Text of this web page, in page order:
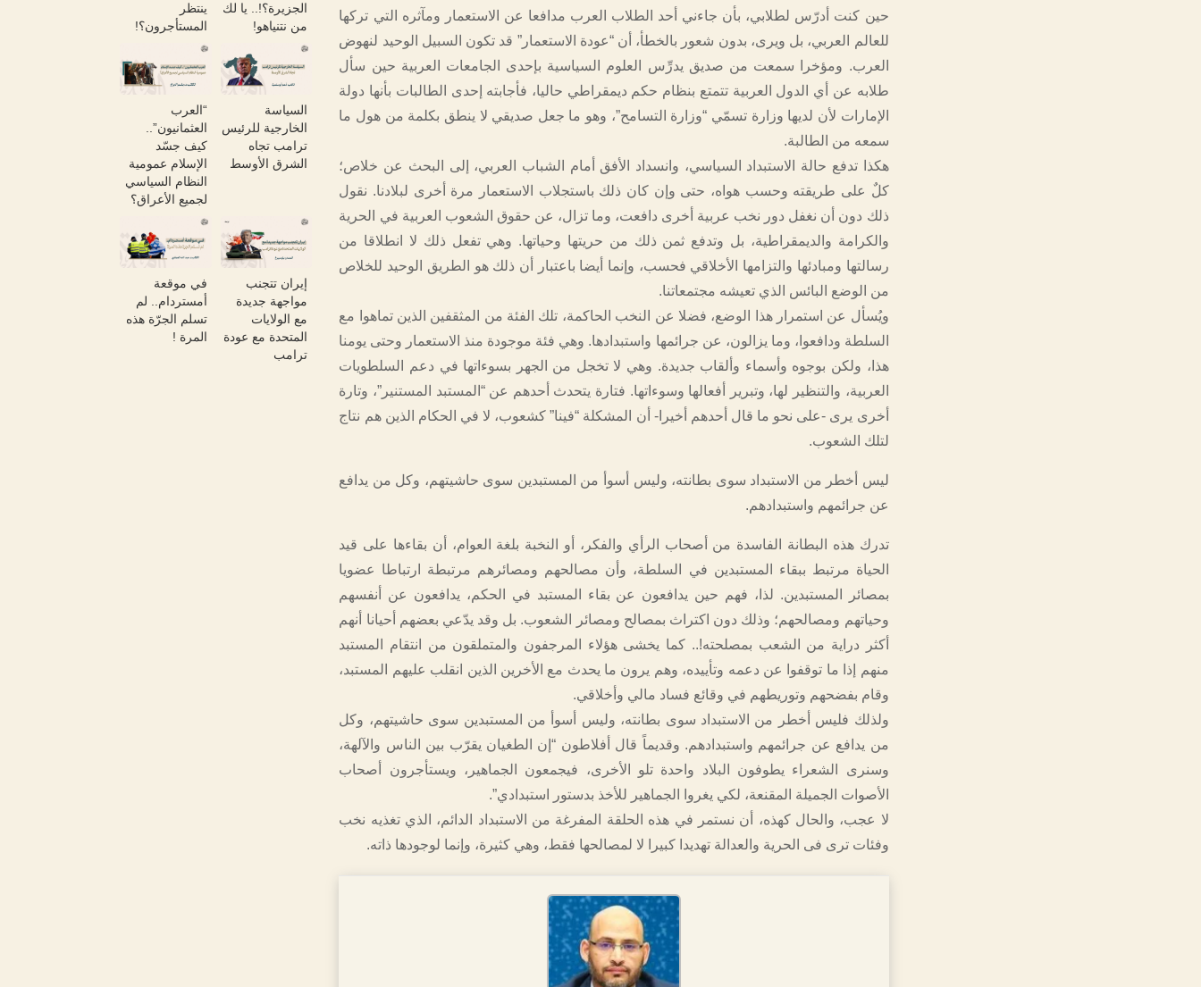
الجزيرة؟!.. يا لك
من نتنياهو!
ينتظر
المستأجرون؟!
السياسة
الخارجية للرئيس
ترامب تجاه
الشرق الأوسط
“العرب
العثمانيون”..
كيف جسّد
الإسلام عمومية
النظام السياسي
لجميع الأعراق؟
إيران تتجنب
مواجهة جديدة
مع الولايات
المتحدة مع عودة
ترامب
في موقعة
أمستردام.. لم
تسلم الجرّة هذه
المرة !
حين كنت أدرّس لطلابي، بأن جاءني أحد الطلاب العرب مدافعا عن الاستعمار ومآثره التي تركها
للعالم العربي، بل ويرى، بدون شعور بالخطأ، أن “عودة الاستعمار” قد تكون السبيل الوحيد لنهوض
العرب. ومؤخرا سمعت من صديق يدرِّس العلوم السياسية بإحدى الجامعات العربية حين سأل
طلابه عن أي الدول العربية تتمتع بنظام حكم ديمقراطي حاليا، فأجابته إحدى الطالبات بأنها دولة
الإمارات لأن لديها وزارة تسمّي “وزارة التسامح”، وهو ما جعل صديقي لا ينطق بكلمة من هول ما
سمعه من الطالبة.
هكذا تدفع حالة الاستبداد السياسي، وانسداد الأفق أمام الشباب العربي، إلى البحث عن خلاص؛
كلٌ على طريقته وحسب هواه، حتى وإن كان ذلك باستجلاب الاستعمار مرة أخرى لبلادنا. نقول
ذلك دون أن نغفل دور نخب عربية أخرى دافعت، وما تزال، عن حقوق الشعوب العربية في الحرية
والكرامة والديمقراطية، بل وتدفع ثمن ذلك من حريتها وحياتها. وهي تفعل ذلك لا انطلاقا من
رسالتها ومبادئها والتزامها الأخلاقي فحسب، وإنما أيضا باعتبار أن ذلك هو الطريق الوحيد للخلاص
من الوضع البائس الذي تعيشه مجتمعاتنا.
ويُسأل عن استمرار هذا الوضع، فضلا عن النخب الحاكمة، تلك الفئة من المثقفين الذين تماهوا مع
السلطة ودافعوا، وما يزالون، عن جرائمها واستبدادها. وهي فئة موجودة منذ الاستعمار وحتى يومنا
هذا، ولكن بوجوه وأسماء وألقاب جديدة. وهي لا تخجل من الجهر بسوءاتها في دعم السلطويات
العربية، والتنظير لها، وتبرير أفعالها وسوءاتها. فتارة يتحدث أحدهم عن “المستبد المستنير”، وتارة
أخرى يرى -على نحو ما قال أحدهم أخيرا- أن المشكلة “فينا” كشعوب، لا في الحكام الذين هم نتاج
لتلك الشعوب.
ليس أخطر من الاستبداد سوى بطانته، وليس أسوأ من المستبدين سوى حاشيتهم، وكل من يدافع
عن جرائمهم واستبدادهم.
تدرك هذه البطانة الفاسدة من أصحاب الرأي والفكر، أو النخبة بلغة العوام، أن بقاءها على قيد
الحياة مرتبط ببقاء المستبدين في السلطة، وأن مصالحهم ومصائرهم مرتبطة ارتباطا عضويا
بمصائر المستبدين. لذا، فهم حين يدافعون عن بقاء المستبد في الحكم، يدافعون عن أنفسهم
وحياتهم ومصالحهم؛ وذلك دون اكتراث بمصالح ومصائر الشعوب. بل وقد يدّعي بعضهم أحيانا أنهم
أكثر دراية من الشعب بمصلحته!.. كما يخشى هؤلاء المرجفون والمتملقون من انتقام المستبد
منهم إذا ما توقفوا عن دعمه وتأييده، وهم يرون ما يحدث مع الأخرين الذين انقلب عليهم المستبد،
وقام بفضحهم وتوريطهم في وقائع فساد مالي وأخلاقي.
ولذلك فليس أخطر من الاستبداد سوى بطانته، وليس أسوأ من المستبدين سوى حاشيتهم، وكل
من يدافع عن جرائمهم واستبدادهم. وقديماً قال أفلاطون “إن الطغيان يقرّب بين الناس والآلهة،
وسنرى الشعراء يطوفون البلاد واحدة تلو الأخرى، فيجمعون الجماهير، ويستأجرون أصحاب
الأصوات الجميلة المقنعة، لكي يغروا الجماهير للأخذ بدستور استبدادي”.
لا عجب، والحال كهذه، أن نستمر في هذه الحلقة المفرغة من الاستبداد الدائم، الذي تغذيه نخب
وفئات ترى فى الحرية والعدالة تهديدا كبيرا لا لمصالحها فقط، وهي كثيرة، وإنما لوجودها ذاته.